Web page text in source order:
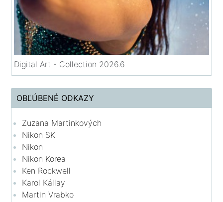
Digital Art - Collection 2026.6
OBĽÚBENÉ ODKAZY
Zuzana Martinkových
Nikon SK
Nikon
Nikon Korea
Ken Rockwell
Karol Kállay
Martin Vrabko